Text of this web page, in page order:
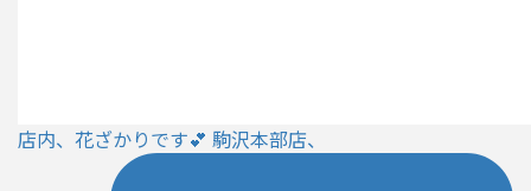
店内、花ざかりです💕 駒沢本部店、